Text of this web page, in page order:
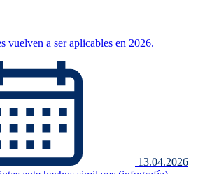
vuelven a ser aplicables en 2026.
13.04.2026